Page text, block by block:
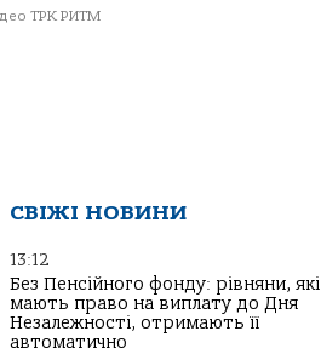
ТРК РИТМ
СВІЖІ НОВИНИ
13:12
Без Пенсійного фонду: рівняни, які
мають право на виплату до Дня
Незалежності, отримають її
автоматично